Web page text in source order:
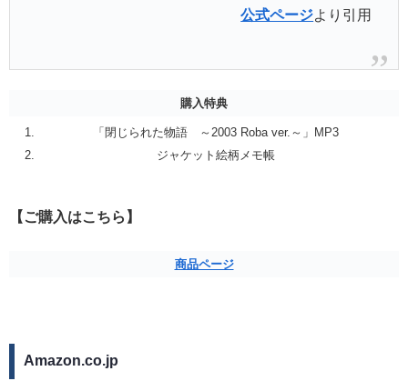
公式ページより引用
購入特典
「閉じられた物語 ～2003 Roba ver.～」MP3
ジャケット絵柄メモ帳
【ご購入はこちら】
商品ページ
Amazon.co.jp